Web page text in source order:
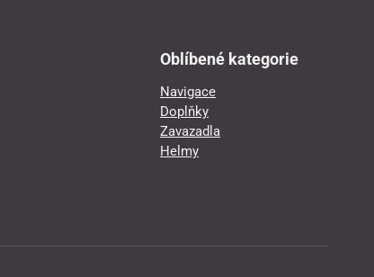
Oblíbené kategorie
Navigace
Doplňky
Zavazadla
Helmy